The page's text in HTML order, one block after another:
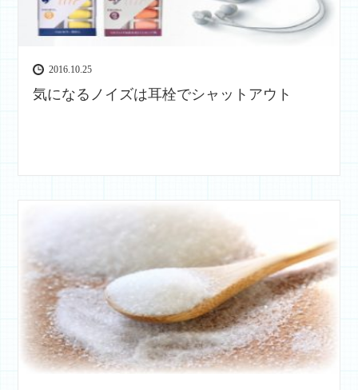
2016.10.25
気になるノイズは耳栓でシャットアウト